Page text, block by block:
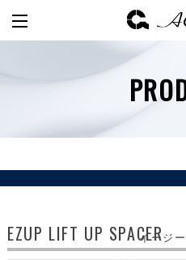
EZUP LIFT UP SPACER
イージ